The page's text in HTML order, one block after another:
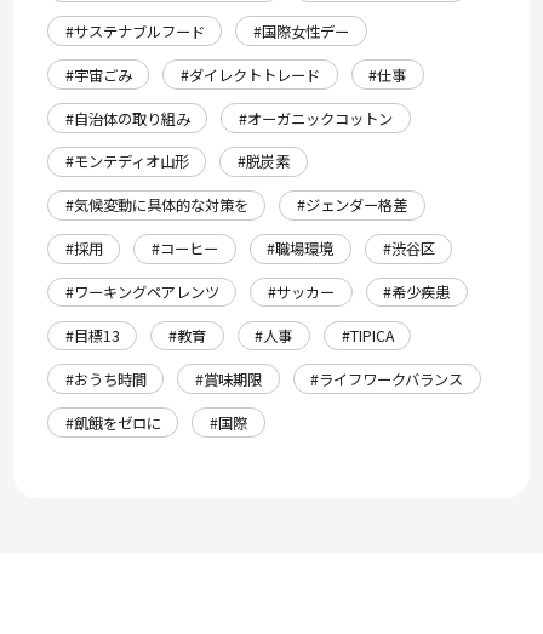
#サステナブルフード
#国際女性デー
#宇宙ごみ
#ダイレクトトレード
#仕事
#自治体の取り組み
#オーガニックコットン
#モンテディオ山形
#脱炭素
#気候変動に具体的な対策を
#ジェンダー格差
#採用
#コーヒー #職場環境
#渋谷区
#ワーキングペアレンツ
#サッカー
#希少疾患
#目標13
#教育 #人事
#TIPICA
#おうち時間
#賞味期限
#ライフワークバランス
#飢餓をゼロに
#国際